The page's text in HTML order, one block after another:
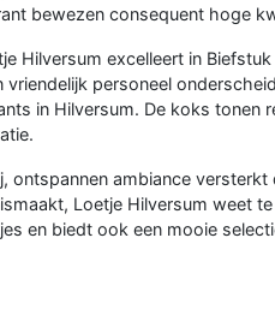
bewezen consequent hoge
Hilversum excelleert in
vriendelijk personeel
in Hilversum. De koks
ontspannen ambiance
Loetje Hilversum weet
en biedt ook een mooie